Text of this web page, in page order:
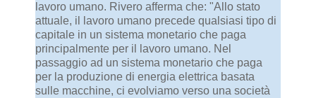
lavoro umano. Rivero afferma che: "Allo stato
attuale, il lavoro umano precede qualsiasi tipo di
capitale in un sistema monetario che paga
principalmente per il lavoro umano. Nel
passaggio ad un sistema monetario che paga
per la produzione di energia elettrica basata
sulle macchine, ci evolviamo verso una società